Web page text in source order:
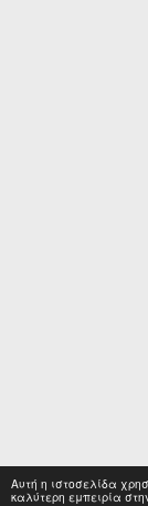
Αυτή η ιστοσελίδα
καλύτερη εμπειρία